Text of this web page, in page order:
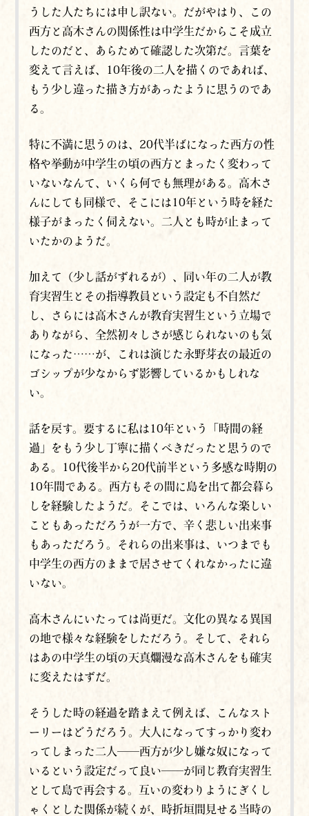
うした人たちには申し訳ない。だがやはり、この
西方と高木さんの関係性は中学生だからこそ成立
したのだと、あらためて確認した次第だ。言葉を
変えて言えば、10年後の二人を描くのであれば、
もう少し違った描き方があったように思うのであ
る。
特に不満に思うのは、20代半ばになった西方の性
格や挙動が中学生の頃の西方とまったく変わって
いないなんて、いくら何でも無理がある。高木さ
んにしても同様で、そこには10年という時を経た
様子がまったく伺えない。二人とも時が止まって
いたかのようだ。
加えて（少 し話がずれるが） 、同い年の二人が教
育実習生とその指導教員という設定も不自然だ
し、
さらには高木さんが教育実習生という立場で
ありながら、全然初々しさが感じられないのも気
になった……が、これは演じた永野芽衣の最近の
ゴシップが少なからず影響しているかもしれな
い。
話を戻す。要するに私は10年という「時間の経
過」をもう少し丁寧に描くべきだったと思うので
ある。10代後半から20代前半という多感な時期の
10年間である。西方もその間に島を出て都会暮ら
しを経験したようだ。そこでは、いろんな楽しい
こともあっただろうが一方で、辛く悲しい出来事
もあっただろう。それらの出来事は、いつまでも
中学生の西方のままで居させてくれなかったに違
いない。
高木さんにいたっては尚更だ。文化の異なる異国
の地で様々な経験をしただろう。そして、それら
はあの中学生の頃の天真爛漫な高木さんをも確実
に変えたはずだ。
そうした時の経過を踏まえて例えば、こんなスト
ーリーはどうだろう。大人になってすっかり変わ
ってしまった二人──西方が少し嫌な奴になって
いるという設定だって良い──が同じ教育実習生
として島で再会する。互いの変わりようにぎくし
ゃくとした関係が続くが、時折垣間 見せる当時の